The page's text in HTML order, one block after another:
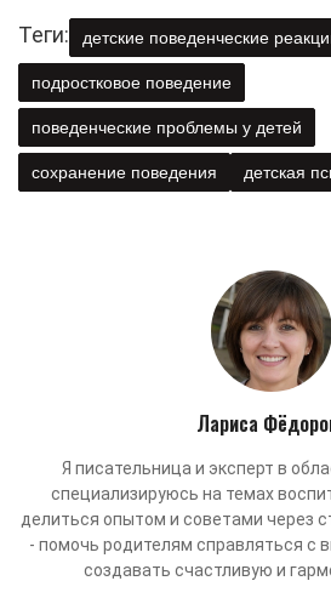
Теги: детские поведенческие
подростковое поведение
поведенческие проблемы у детей
сохранение поведения детская
Лариса
Я писательница и эксперт в
специализируюсь на темах
делиться опытом и советами через
- помочь родителям справляться с
создавать счастливую и